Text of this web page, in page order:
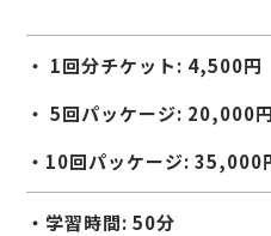
・ 1回分チケット: 4,500円
・ 5回パッケージ: 20,000
・10回パッケージ:
・学習時間: 50分